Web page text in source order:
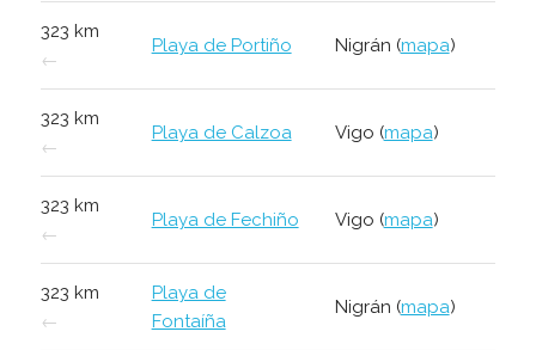
323 km
←
Playa de Portiño Nigrán (mapa)
323 km
←
Playa de Calzoa Vigo (mapa)
323 km
←
Playa de Fechiño Vigo (mapa)
323 km
←
Playa de
Fontaíña
Nigrán (mapa)